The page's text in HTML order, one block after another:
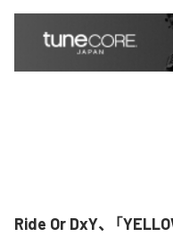
Ride Or DxY、「